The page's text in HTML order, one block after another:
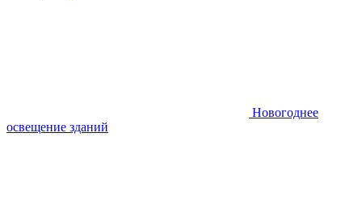
Новогоднее
освещение зданий